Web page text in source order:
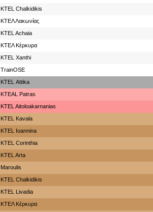
ΚΤΕL Chalkidikis
ΚΤΕΛ Λακωνίας
KTEL Achaia
ΚΤΕΛ Κέρκυρα
KTEL Xanthi
TrainΟSE
KΤΕL Αttika
KTEAL Patras
KTEL Aitoloakarnanias
KTEL Kavala
KTEL Ioannina
KTEL Corinthia
KTEL Arta
Maroulis
ΚΤΕL Chalkidikis
KTEL Livadia
ΚΤΕΛ Κέρκυρα